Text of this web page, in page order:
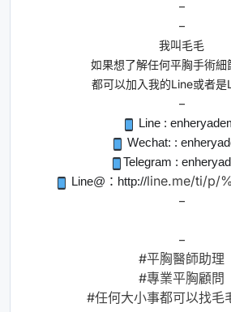
–
–
我叫毛毛
如果想了解任何平胸手術細
都可以加入我的Line或者是
–
Line :
Wechat: :
Telegram :
Line@：http://line.me/ti/p/
–
–
#平胸醫師助理
#專業平胸顧問
#任何大小事都可以找毛